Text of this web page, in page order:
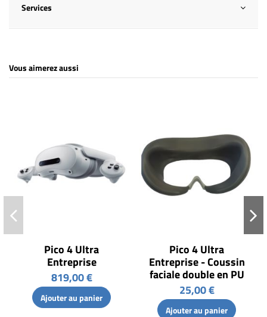
Services
Vous aimerez aussi
Pico 4 Ultra
Entreprise
819,00 €
Ajouter au panier
Pico 4 Ultra
Entreprise - Coussin
faciale double en PU
25,00 €
Ajouter au panier